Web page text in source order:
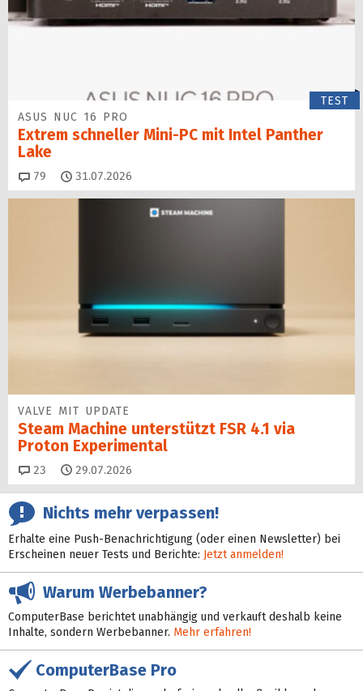
TEST
ASUS NUC 16 PRO
Extrem schneller Mini-PC mit Intel Panther
Lake
79 Kommentare
31.07.2026
VALVE MIT UPDATE
Steam Machine unterstützt FSR 4.1 via
Proton Experimental
23 Kommentare
29.07.2026
Nichts mehr verpassen!
Erhalte eine Push-Benachrichtigung (oder einen Newsletter) bei
Erscheinen neuer Tests und Berichte: Jetzt anmelden!
Warum Werbebanner?
ComputerBase berichtet unabhängig und verkauft deshalb keine
Inhalte, sondern Werbebanner. Mehr erfahren!
ComputerBase Pro